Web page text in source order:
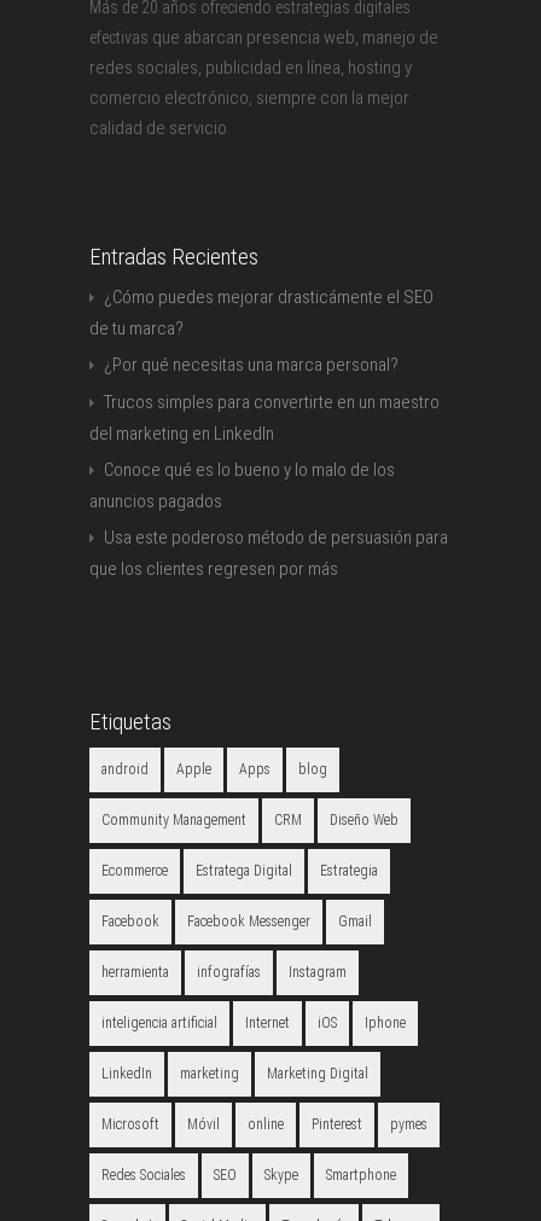
Más de 20 años ofreciendo estrategias digitales
efectivas que abarcan presencia web, manejo de
redes sociales, publicidad en línea, hosting y
comercio electrónico, siempre con la mejor
calidad de servicio.
Entradas Recientes
¿Cómo puedes mejorar drasticámente el SEO
de tu marca?
¿Por qué necesitas una marca personal?
Trucos simples para convertirte en un maestro
del marketing en LinkedIn
Conoce qué es lo bueno y lo malo de los
anuncios pagados
Usa este poderoso método de persuasión para
que los clientes regresen por más
Etiquetas
android Apple Apps blog
Community Management CRM Diseño Web
Ecommerce Estratega Digital Estrategia
Facebook Facebook Messenger Gmail
herramienta infografías Instagram
inteligencia artificial Internet iOS Iphone
LinkedIn marketing Marketing Digital
Microsoft Móvil online Pinterest pymes
Redes Sociales SEO Skype Smartphone